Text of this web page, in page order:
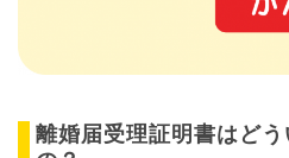
離婚届受理証明書はど